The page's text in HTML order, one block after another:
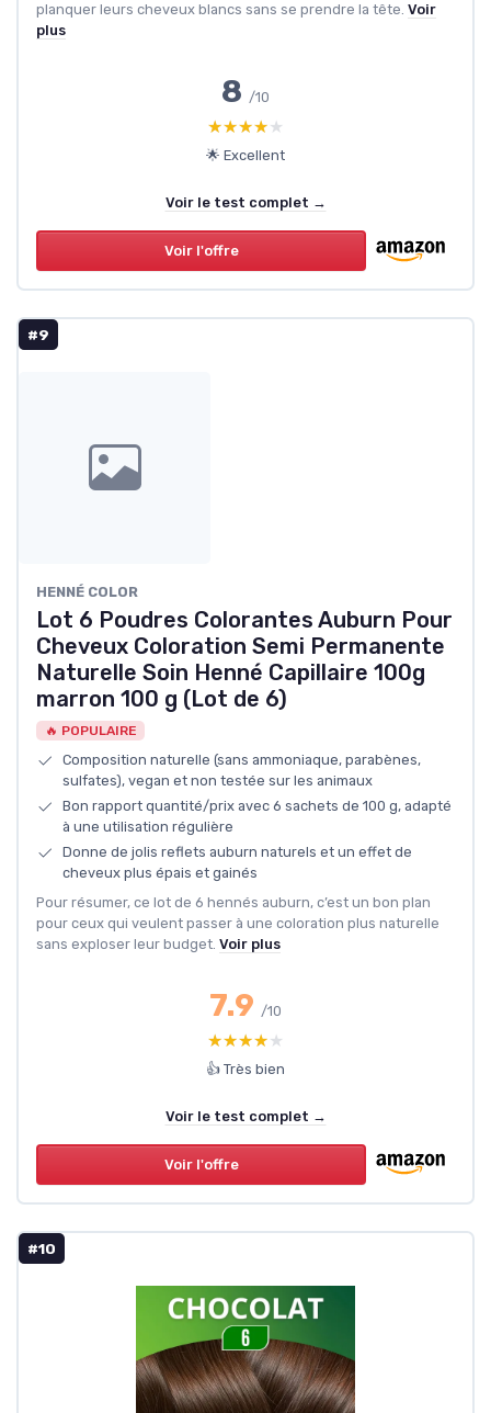
planquer leurs cheveux blancs sans se prendre la tête. Voir
plus
8 /10
★★★★★
★★★★★
🌟 Excellent
Voir le test complet →
Voir l'offre
#9
HENNÉ COLOR
Lot 6 Poudres Colorantes Auburn Pour
Cheveux Coloration Semi Permanente
Naturelle Soin Henné Capillaire 100g
marron 100 g (Lot de 6)
🔥 POPULAIRE
Composition naturelle (sans ammoniaque, parabènes,
sulfates), vegan et non testée sur les animaux
Bon rapport quantité/prix avec 6 sachets de 100 g, adapté
à une utilisation régulière
Donne de jolis reflets auburn naturels et un effet de
cheveux plus épais et gainés
Pour résumer, ce lot de 6 hennés auburn, c’est un bon plan
pour ceux qui veulent passer à une coloration plus naturelle
sans exploser leur budget. Voir plus
7.9 /10
★★★★★
★★★★★
👍 Très bien
Voir le test complet →
Voir l'offre
#10